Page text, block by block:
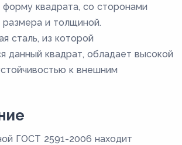
квадрата, со сторонами
размера и толщиной.
сталь, из которой
данный квадрат, обладает высокой
к внешним
ГОСТ 2591-2006 находит